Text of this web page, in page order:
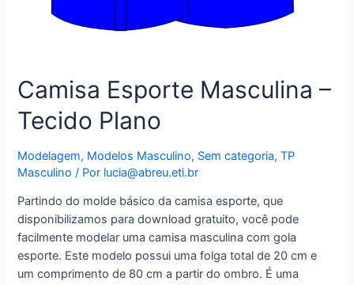
Camisa Esporte Masculina –
Tecido Plano
Modelagem, Modelos Masculino, Sem categoria,TP
Masculino / Por lucia@abreu.eti.br
Partindo do molde básico da camisa esporte, que
disponibilizamos para download gratuito, você pode
facilmente modelar uma camisa masculina com gola
esporte. Este modelo possui uma folga total de 20 cm e
um comprimento de 80 cm a partir do ombro. É uma